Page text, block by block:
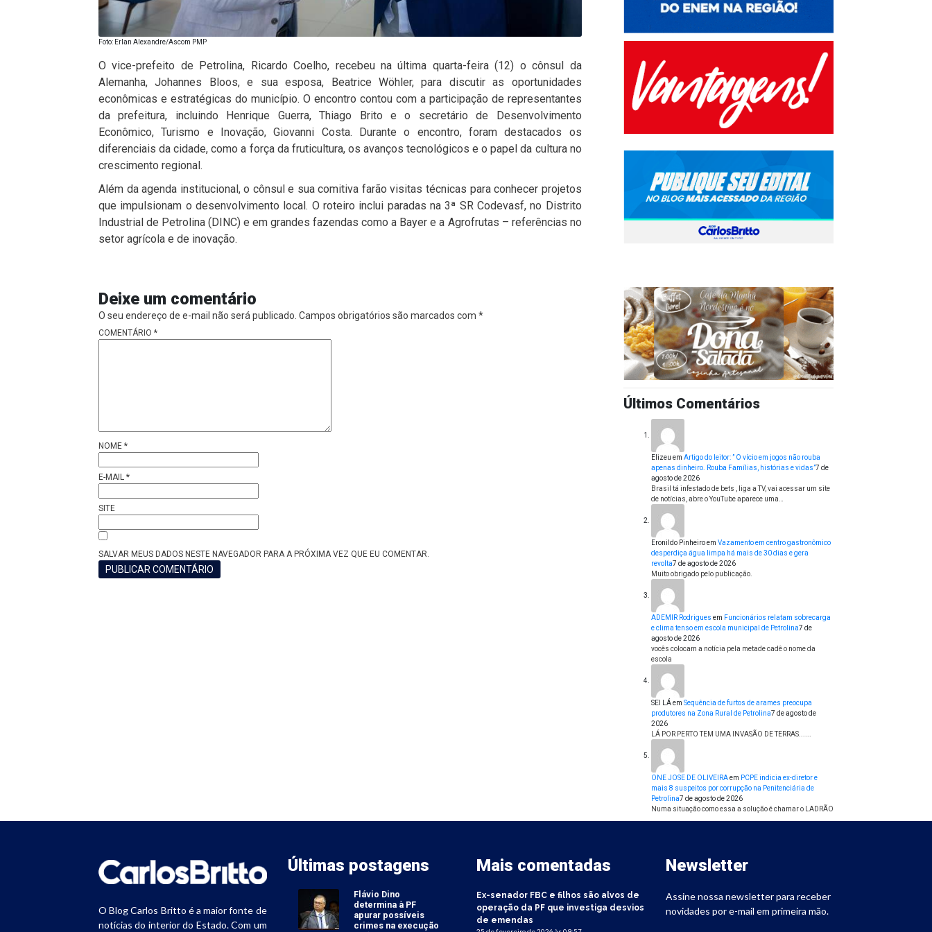
Foto: Erlan Alexandre/Ascom PMP
O vice-prefeito de Petrolina, Ricardo Coelho, recebeu na última quarta-feira (12) o cônsul da
Alemanha, Johannes Bloos, e sua esposa, Beatrice Wöhler, para discutir as oportunidades
econômicas e estratégicas do município. O encontro contou com a participação de representantes
da prefeitura, incluindo Henrique Guerra, Thiago Brito e o secretário de Desenvolvimento
Econômico, Turismo e Inovação, Giovanni Costa. Durante o encontro, foram destacados os
diferenciais da cidade, como a força da fruticultura, os avanços tecnológicos e o papel da cultura no
crescimento regional.
Além da agenda institucional, o cônsul e sua comitiva farão visitas técnicas para conhecer projetos
que impulsionam o desenvolvimento local. O roteiro inclui paradas na 3ª SR Codevasf, no Distrito
Industrial de Petrolina (DINC) e em grandes fazendas como a Bayer e a Agrofrutas – referências no
setor agrícola e de inovação.
Deixe um comentário
O seu endereço de e-mail não será publicado. Campos obrigatórios são marcados com *
COMENTÁRIO *
NOME *
E-MAIL *
SITE
SALVAR MEUS DADOS NESTE NAVEGADOR PARA A PRÓXIMA VEZ QUE EU COMENTAR.
Últimos Comentários
Elizeu em Artigo do leitor: ” O vício em jogos não rouba
apenas dinheiro. Rouba Famílias, histórias e vidas”7 de
agosto de 2026
Brasil tá infestado de bets , liga a TV, vai acessar um site
de notícias, abre o YouTube aparece uma…
Eronildo Pinheiroem Vazamento em centro gastronômico
desperdiça água limpa há mais de 30 dias e gera
revolta7 de agosto de 2026
Muito obrigado pelo publicação.
ADEMIR Rodrigues em Funcionários relatam sobrecarga
e clima tenso em escola municipal de Petrolina7 de
agosto de 2026
vocês colocam a notícia pela metade cadê o nome da
escola
SEI LÁem Sequência de furtos de arames preocupa
produtores na Zona Rural de Petrolina7 de agosto de
2026
LÁ POR PERTO TEM UMA INVASÃO DE TERRAS......
ONE JOSE DE OLIVEIRAem PCPE indicia ex-diretor e
mais 8 suspeitos por corrupção na Penitenciária de
Petrolina7 de agosto de 2026
Numa situação como essa a solução é chamar o LADRÃO
O Blog Carlos Britto é a maior fonte de
notícias do interior do Estado. Com um
Últimas postagens
Flávio Dino
determina à PF
apurar possíveis
crimes na execução
Mais comentadas
Ex-senador FBC e filhos são alvos de
operação da PF que investiga desvios
de emendas
Newsletter
Assine nossa newsletter para receber
novidades por e-mail em primeira mão.